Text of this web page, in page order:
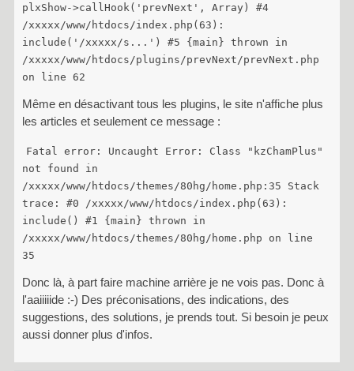
plxShow->callHook('prevNext', Array) #4
/xxxxx/www/htdocs/index.php(63):
include('/xxxxx/s...') #5 {main} thrown in
/xxxxx/www/htdocs/plugins/prevNext/prevNext.php
on line 62
Même en désactivant tous les plugins, le site n'affiche plus
les articles et seulement ce message :
Fatal error: Uncaught Error: Class "kzChamPlus"
not found in
/xxxxx/www/htdocs/themes/80hg/home.php:35 Stack
trace: #0 /xxxxx/www/htdocs/index.php(63):
include() #1 {main} thrown in
/xxxxx/www/htdocs/themes/80hg/home.php on line
35
Donc là, à part faire machine arrière je ne vois pas. Donc à
l'aaiiiiide :-) Des préconisations, des indications, des
suggestions, des solutions, je prends tout. Si besoin je peux
aussi donner plus d'infos.